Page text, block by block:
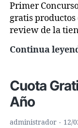
Primer
gratis
review de la
Continua
Cuota
Año
administrador 12/